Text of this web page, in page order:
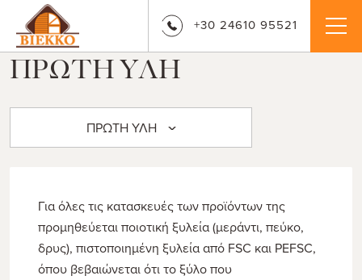
+30 24610 95521
ΠΡΩΤΗ ΥΛΗ
ΠΡΩΤΗ ΥΛΗ
Για όλες τις κατασκευές των προϊόντων της
προμηθεύεται ποιοτική ξυλεία (μεράντι, πεύκο,
δρυς), πιστοποιημένη ξυλεία από FSC και PEFSC,
όπου βεβαιώνεται ότι το ξύλο που